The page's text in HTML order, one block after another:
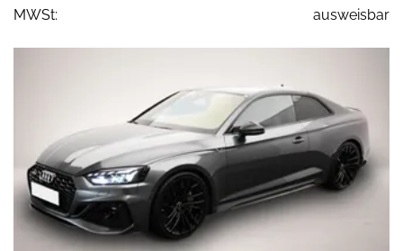
MWSt:
ausweisbar